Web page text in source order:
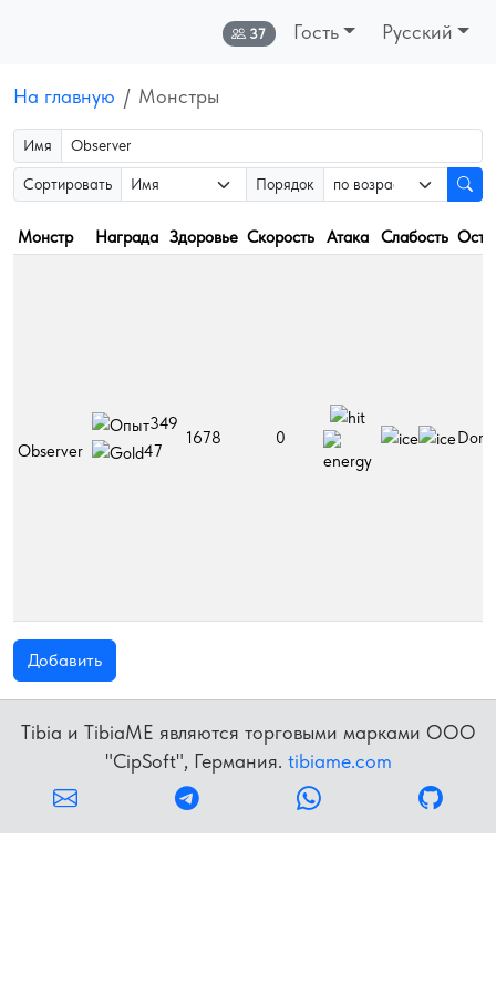
Онлайн:
37 Гость Русский
На главную Монстры
Имя
Сортировать Порядок
Монстр Награда Здоровье Скорость Атака Слабость
Observer
349
47
1678 0
Добавить
Tibia и TibiaME являются торговыми марками OOO
"CipSoft", Германия. tibiame.com